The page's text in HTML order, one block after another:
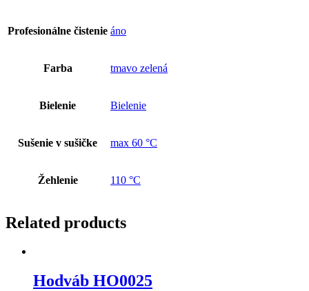
Profesionálne čistenie áno
Farba tmavo zelená
Bielenie Bielenie
Sušenie v sušičke max 60 °C
Žehlenie 110 °C
Related products
Hodváb HO0025